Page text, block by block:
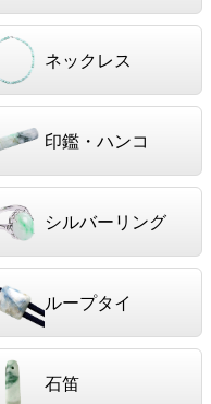
ネックレス
印鑑・ハンコ
シルバーリング
ループタイ
石笛